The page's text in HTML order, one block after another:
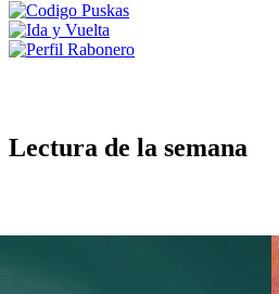
Lectura de la semana